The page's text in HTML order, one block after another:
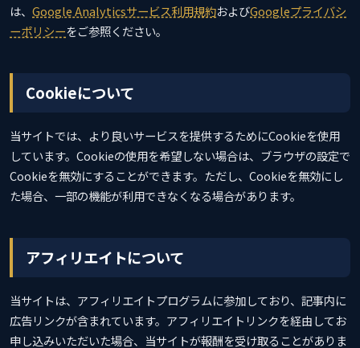
は、 Google Analyticsサービス利用規約およびGoogleプライバシ
ーポリシーをご参照ください。
Cookieについて
当サイトでは、より良いサービスを提供するためにCookieを使用
しています。Cookieの使用を希望しない場合は、ブラウザの設定で
Cookieを無効にすることができます。ただし、Cookieを無効にし
た場合、一部の機能が利用できなくなる場合があります。
アフィリエイトについて
当サイトは、アフィリエイトプログラムに参加しており、記事内に
広告リンクが含まれています。アフィリエイトリンクを経由してお
申し込みいただいた場合、当サイトが報酬を受け取ることがありま